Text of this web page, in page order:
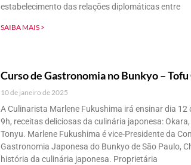
estabelecimento das relações diplomáticas entre
SAIBA MAIS >
Curso de Gastronomia no Bunkyo –
10 de janeiro de 2025
A Culinarista Marlene Fukushima irá ensinar dia
9h, receitas deliciosas da culinária japonesa:
Tonyu. Marlene Fukushima é vice-Presidente da
Gastronomia Japonesa do Bunkyo de São Paulo,
história da culinária japonesa. Proprietária